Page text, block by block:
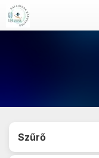
Szűrő